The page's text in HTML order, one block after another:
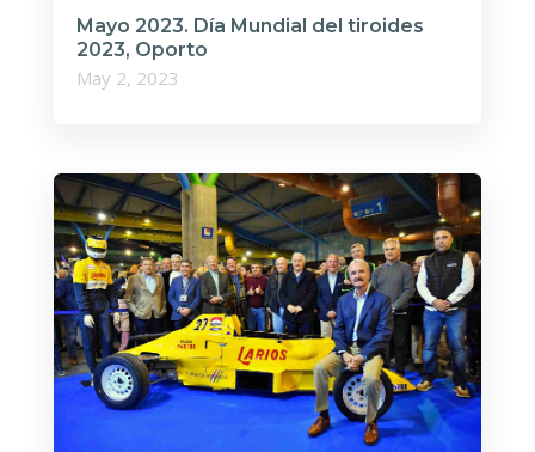
Mayo 2023. Día Mundial del tiroides
2023, Oporto
May 2, 2023